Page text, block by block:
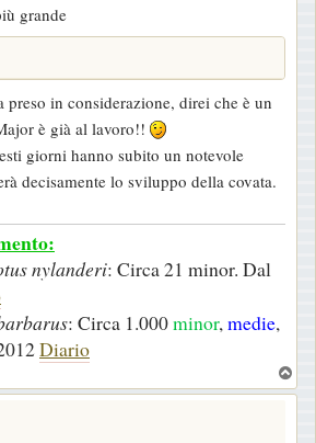
grande
preso in considerazione, direi che è un
è già al lavoro!!
giorni hanno subito un notevole
decisamente lo sviluppo della covata.
nylanderi: Circa 21 minor. Dal
: Circa 1.000minor, medie,
Diario
o